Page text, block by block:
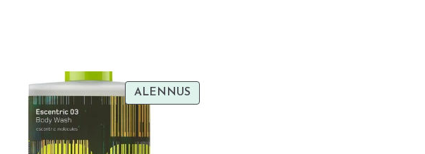
ALENNUS
ALENNUKSESSA